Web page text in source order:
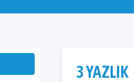
3 YAZLIK